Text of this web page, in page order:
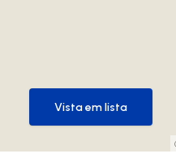
Vista em lista
Vista em lista